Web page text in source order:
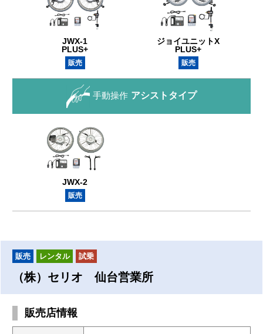
JWX-1
PLUS+
販売
ジョイユニットX
PLUS+
販売
手動操作 アシストタイプ
JWX-2
販売
（株）セリオ 仙台営業所
販売 レンタル 試乗
販売店情報